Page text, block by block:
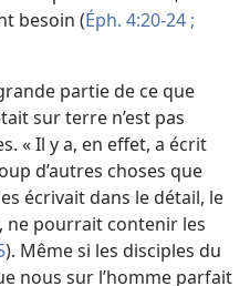
besoin (Éph. 4:20-24 ;
partie de ce que
sur terre n’est pas
« Il y a, en effet, a écrit
d’autres choses que
écrivait dans le détail, le
ne pourrait contenir les
). Même si les disciples du
nous sur l’homme parfait